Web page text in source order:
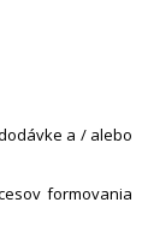
a / alebo
formovania